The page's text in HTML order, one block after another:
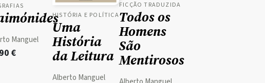
Manguel
€
HISTÓRIA E POLÍTICA
Uma
História
da Leitura
Alberto Manguel
FICÇÃO TRADUZIDA
Todos os
Homens
São
Mentirosos